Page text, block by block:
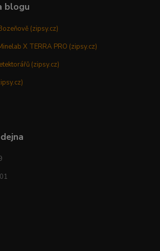
blogu
(zipsy.cz)
X TERRA PRO (zipsy.cz)
(zipsy.cz)